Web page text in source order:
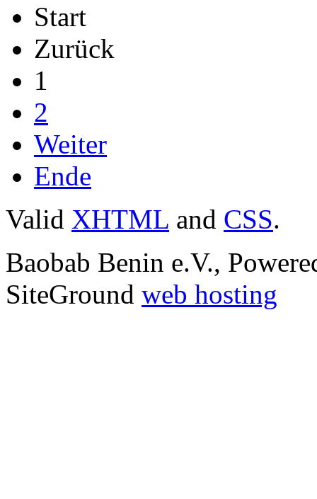
Start
Zurück
1
2
Weiter
Ende
Valid XHTML and CSS.
Baobab Benin e.V.,
SiteGround web hosting